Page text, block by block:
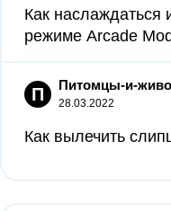
Как наслаждаться
режиме Arcade
П Питомцы-и-
28.03.2022
Как вылечить